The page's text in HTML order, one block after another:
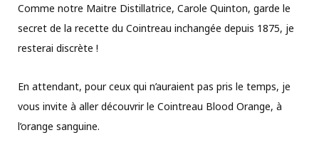
Comme notre Maitre Distillatrice, Carole Quinton, garde le
secret de la recette du Cointreau inchangée depuis 1875, je
resterai discrète !
En attendant, pour ceux qui n’auraient pas pris le temps, je
vous invite à aller découvrir le Cointreau Blood Orange, à
l’orange sanguine.